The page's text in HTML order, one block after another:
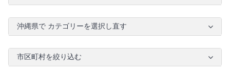
沖縄県で カテゴリーを選択し直す
市区町村を絞り込む